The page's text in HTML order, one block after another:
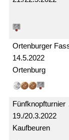
14.5.2022
Ortenburger
Ortenburg
19./20.3.2022
Kaufbeuren